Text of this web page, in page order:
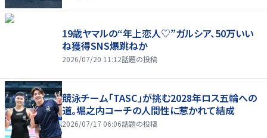
19歳ヤマルの“年上恋人♡”ガルシア、50万いい
ね獲得SNS爆跳ねか
2026/07/20 11:12話題の投稿
競泳チーム「TASC」が挑む2028年ロス五輪への
道。堀之内コーチの人間性に惹かれて結成
2026/07/17 06:06話題の投稿